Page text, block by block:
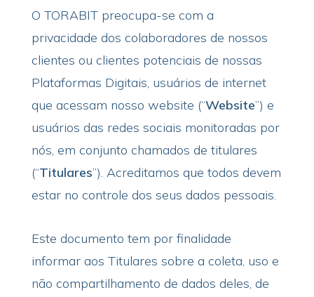
O TORABIT preocupa-se com a
privacidade dos colaboradores de nossos
clientes ou clientes potenciais de nossas
Plataformas Digitais, usuários de internet
que acessam nosso website (“Website”) e
usuários das redes sociais monitoradas por
nós, em conjunto chamados de titulares
(“Titulares”). Acreditamos que todos devem
estar no controle dos seus dados pessoais.
Este documento tem por finalidade
informar aos Titulares sobre a coleta, uso e
não compartilhamento de dados deles, de